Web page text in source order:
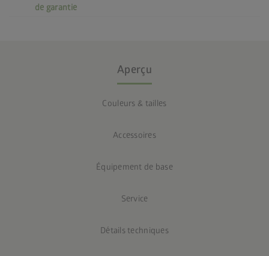
de garantie
Aperçu
Couleurs & tailles
Accessoires
Équipement de base
Service
Détails techniques